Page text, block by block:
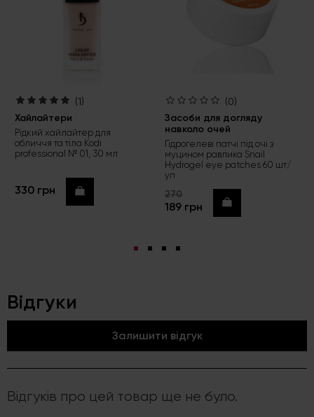
(1)
Хайлайтери
Рідкий хайлайтер для
обличчя та тіла Kodi
professional № 01, 30 мл
330 грн Купити
(0)
Засоби для догляду
навколо очей
Гідрогелеві патчі під очі з
муцином равлика Snail
Hydrogel eye patches 60 шт/
уп
270
189 грн Купити
Відгуки
Залишити відгук
Відгуків про цей товар ще не було.